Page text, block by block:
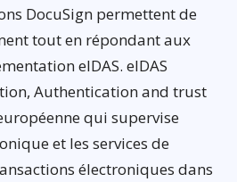
DocuSign permettent de
tout en répondant aux
eIDAS. eIDAS
Authentication and trust
qui supervise
et les services de
électroniques dans